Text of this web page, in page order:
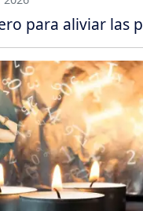
para aliviar las